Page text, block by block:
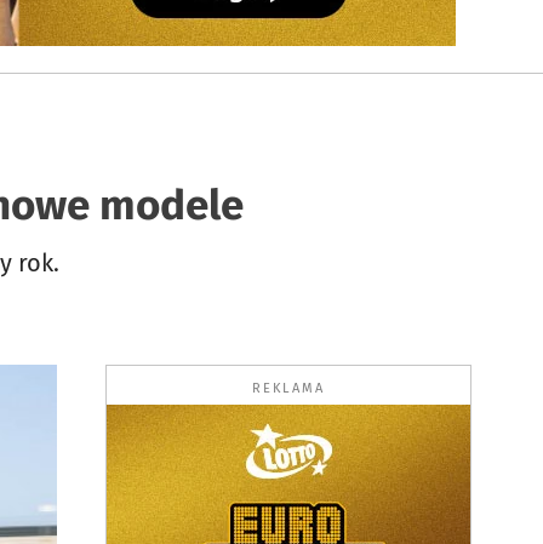
modele
rok.
REKLAMA